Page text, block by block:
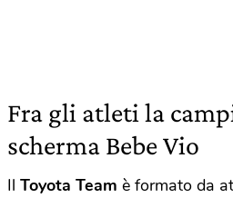
Fra gli atleti la
scherma Bebe Vio
Il Toyota Team è formato da